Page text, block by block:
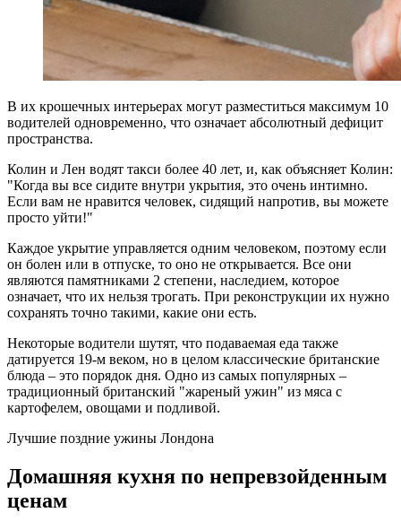
В их крошечных интерьерах могут разместиться максимум 10
водителей одновременно, что означает абсолютный дефицит
пространства.
Колин и Лен водят такси более 40 лет, и, как объясняет Колин:
"Когда вы все сидите внутри укрытия, это очень интимно.
Если вам не нравится человек, сидящий напротив, вы можете
просто уйти!"
Каждое укрытие управляется одним человеком, поэтому если
он болен или в отпуске, то оно не открывается. Все они
являются памятниками 2 степени, наследием, которое
означает, что их нельзя трогать. При реконструкции их нужно
сохранять точно такими, какие они есть.
Некоторые водители шутят, что подаваемая еда также
датируется 19-м веком, но в целом классические британские
блюда – это порядок дня. Одно из самых популярных –
традиционный британский "жареный ужин" из мяса с
картофелем, овощами и подливой.
Лучшие поздние ужины Лондона
Домашняя кухня по непревзойденным
ценам